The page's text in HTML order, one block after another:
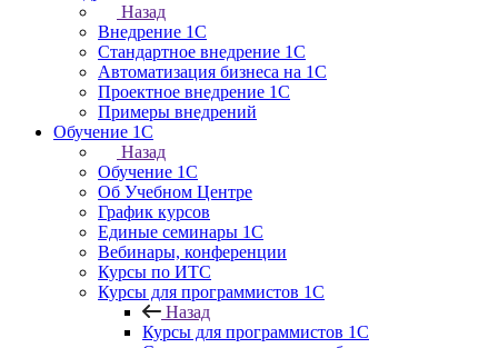
Назад
Внедрение 1С
Стандартное внедрение 1С
Автоматизация бизнеса на 1С
Проектное внедрение 1С
Примеры внедрений
Обучение 1С
Назад
Обучение 1С
Об Учебном Центре
График курсов
Единые семинары 1С
Вебинары, конференции
Курсы по ИТС
Курсы для программистов 1С
Назад
Курсы для программистов 1С